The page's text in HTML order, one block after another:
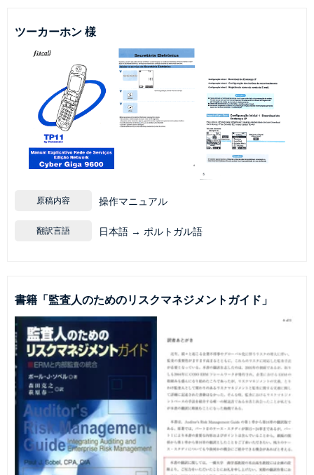
ツーカーホン 様
原稿内容 操作マニュアル
翻訳言語 日本語 → ポルトガル語
書籍「監査人のためのリスクマネジメントガイド」